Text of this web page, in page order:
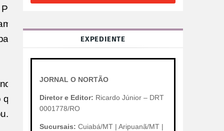
acabar
com
EXPEDIENTE
JORNAL O NORTÃO
Diretor e Editor: Ricardo Júnior – DRT
0001778/RO
Sucursais: Cuiabá/MT | Aripuanã/MT |